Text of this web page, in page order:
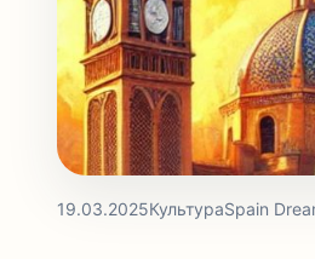
19.03.2025КультураSpain